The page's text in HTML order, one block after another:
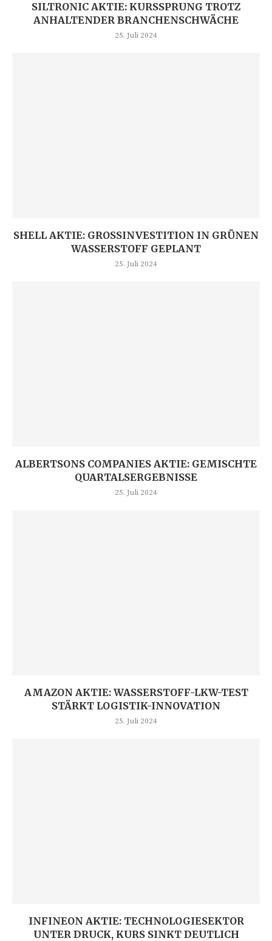
SILTRONIC AKTIE: KURSSPRUNG TROTZ
ANHALTENDER BRANCHENSCHWÄCHE
25. Juli 2024
SHELL AKTIE: GROSSINVESTITION IN GRÜNEN W
ASSERSTOFF GEPLANT
25. Juli 2024
ALBERTSONS COMPANIES AKTIE: GEMISCHTE
QUARTALSERGEBNISSE
25. Juli 2024
AMAZON AKTIE: WASSERSTOFF-LKW-TEST
STÄRKT LOGISTIK-INNOVATION
25. Juli 2024
INFINEON AKTIE: TECHNOLOGIESEKTOR
UNTER DRUCK, KURS SINKT DEUTLICH